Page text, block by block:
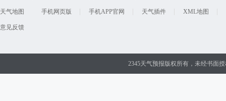
天气地图 手机网页版 手机APP官网 天气插件 XML地图
意见反馈
2345天气预报版权所有，未经书面